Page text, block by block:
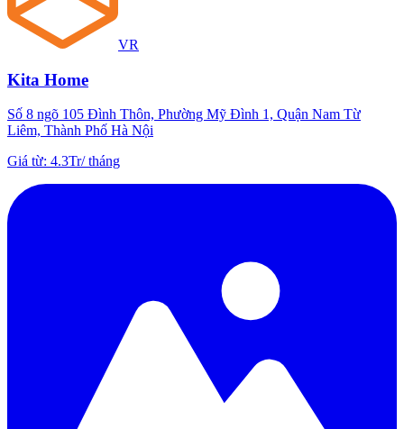
VR
Kita Home
Số 8 ngõ 105 Đình Thôn, Phường Mỹ Đình 1, Quận Nam Từ
Liêm, Thành Phố Hà Nội
Giá từ: 4.3Tr/tháng